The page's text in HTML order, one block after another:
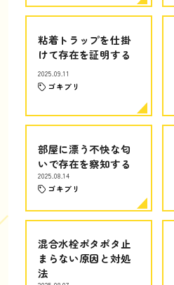
粘着トラップを仕掛
けて存在を証明する
2025.09.11
ゴキブリ
部屋に漂う不快な匂
いで存在を察知する
2025.08.14
ゴキブリ
混合水栓ポタポタ止
まらない原因と対処
法